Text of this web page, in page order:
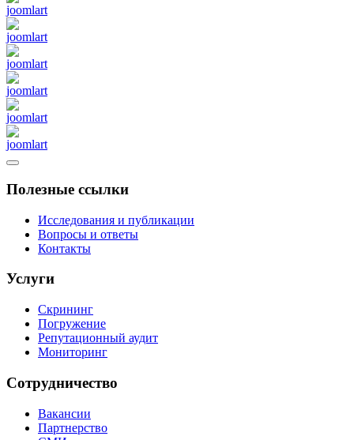
Полезные ссылки
Исследования и публикации
Вопросы и ответы
Контакты
Услуги
Скрининг
Погружение
Репутационный аудит
Мониторинг
Сотрудничество
Вакансии
Партнерство